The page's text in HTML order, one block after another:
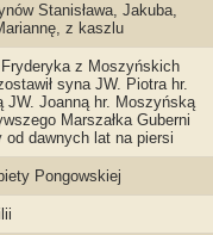
Stanisława, Jakuba,
z kaszlu
z Moszyńskich
syna JW. Piotra hr.
JW. Joanną hr. Moszyńską
Marszałka Guberni
od dawnych lat na piersi
Pongowskiej